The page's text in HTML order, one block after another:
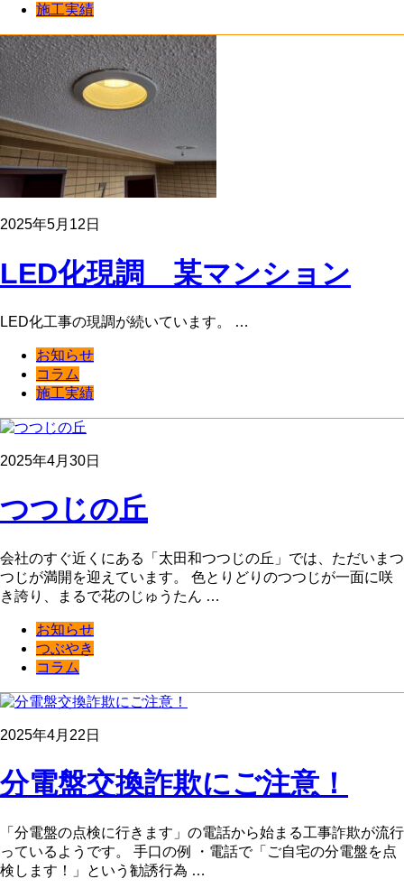
施工実績
2025年5月12日
LED化現調 某マンション
LED化工事の現調が続いています。 …
お知らせ
コラム
施工実績
2025年4月30日
つつじの丘
会社のすぐ近くにある「太田和つつじの丘」では、ただいまつ
つじが満開を迎えています。 色とりどりのつつじが一面に咲
き誇り、まるで花のじゅうたん …
お知らせ
つぶやき
コラム
2025年4月22日
分電盤交換詐欺にご注意！
「分電盤の点検に行きます」の電話から始まる工事詐欺が流行
っているようです。 手口の例 ・電話で「ご自宅の分電盤を点
検します！」という勧誘行為 …